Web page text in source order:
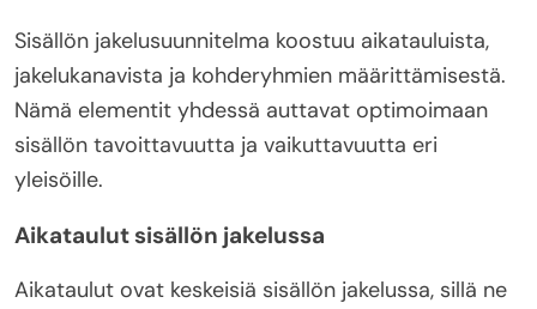
Sisällön jakelusuunnitelma koostuu aikatauluista,
jakelukanavista ja kohderyhmien määrittämisestä.
Nämä elementit yhdessä auttavat optimoimaan
sisällön tavoittavuutta ja vaikuttavuutta eri
yleisöille.
Aikataulut sisällön jakelussa
Aikataulut ovat keskeisiä sisällön jakelussa, sillä ne